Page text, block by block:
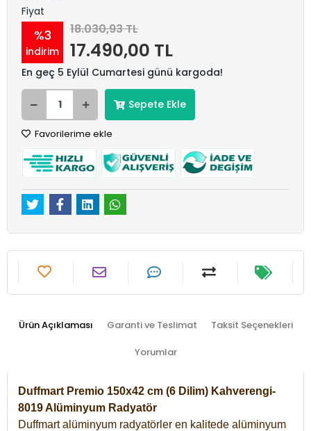
Fiyat
%3
indirim
18.030,93 TL
17.490,00 TL
En geç 5 Eylül Cumartesi günü kargoda!
Sepete Ekle
Favorilerime ekle
Ürün Açıklaması Garanti ve Teslimat Taksit Seçenekleri
Yorumlar
Duffmart Premio 150x42 cm (6 Dilim) Kahverengi-
8019 Alüminyum Radyatör
Duffmart alüminyum radyatörler en kalitede alüminyum